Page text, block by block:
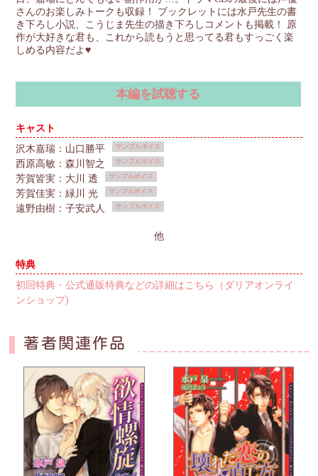
さんのお楽しみトークも収録！ ブックレットには水戸先生の書
き下ろし小説、こうじま先生の描き下ろしコメントも掲載！ 原
作が大好きな君も、これから読もうと思ってる君もすっごく楽
しめる内容だよ♥
本編を試聴する
キャスト
沢木嘉瑞：山口勝平
サンプルボイス
西原高敏：森川智之 サンプルボイス
芳賀皆実：大川 透 サンプルボイス
芳賀佳実：緑川 光 サンプルボイス
遠野由樹：子安武人 サンプルボイス
他
特典
初回特典・公式通販特典などの詳細はこちら（ダリアオンライ
ンショップ)
著者関連作品